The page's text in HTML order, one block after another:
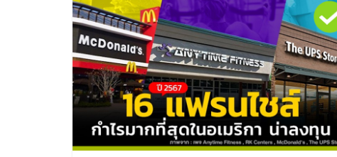
รน
ไชส์
ขาย
หน้า